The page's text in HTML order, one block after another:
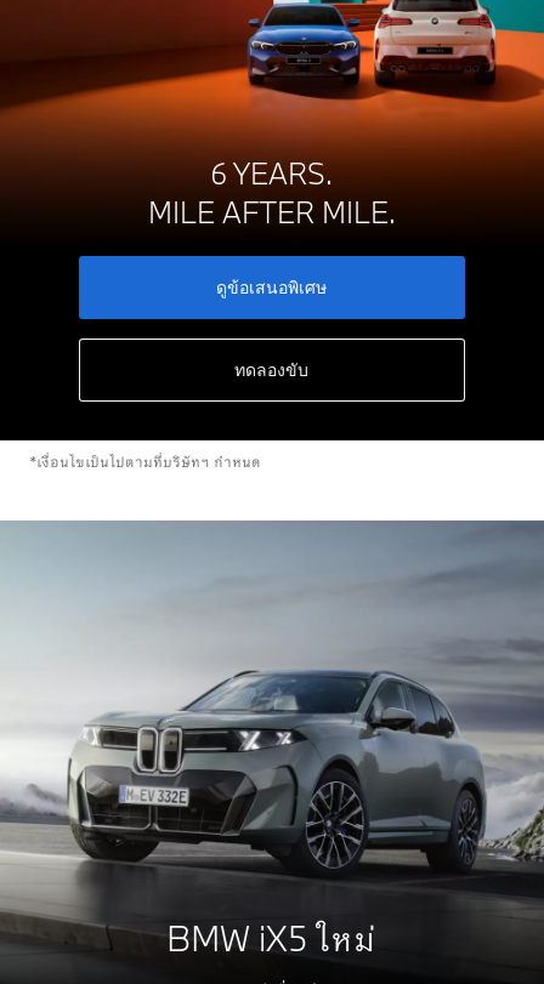
6 YEARS.
MILE AFTER MILE.
ดูข้อเสนอพิเศษ
ทดลองขับ
*เงื่อนไขเป็นไปตามที่บริษัทฯ กำหนด
BMW iX5 ใหม่